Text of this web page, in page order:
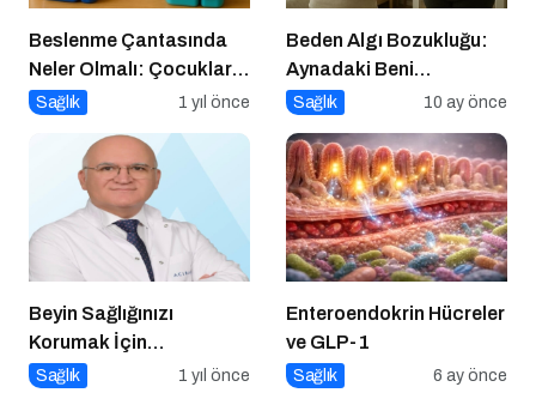
Beslenme Çantasında
Neler Olmalı: Çocuklar
İçin Lezzetli ve Dengeli
Sağlık 1 yıl önce
Beden Algı Bozukluğu:
Aynadaki Beni
Sevememek
Sağlık 10 ay önce
Beyin Sağlığınızı
Korumak İçin
Uygulayabileceğiniz 7
Sağlık 1 yıl önce
Enteroendokrin Hücreler
ve GLP-1
Sağlık 6 ay önce